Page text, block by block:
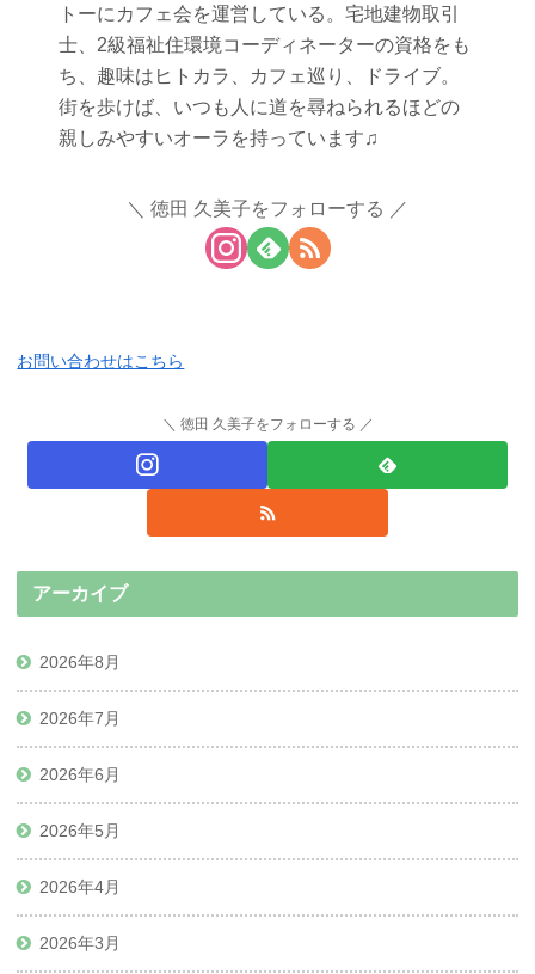
トーにカフェ会を運営している。宅地建物取引
士、2級福祉住環境コーディネーターの資格をも
ち、趣味はヒトカラ、カフェ巡り、ドライブ。
街を歩けば、いつも人に道を尋ねられるほどの
親しみやすいオーラを持っています♫
徳田 久美子をフォローする
お問い合わせはこちら
徳田 久美子をフォローする
アーカイブ
2026年8月
2026年7月
2026年6月
2026年5月
2026年4月
2026年3月